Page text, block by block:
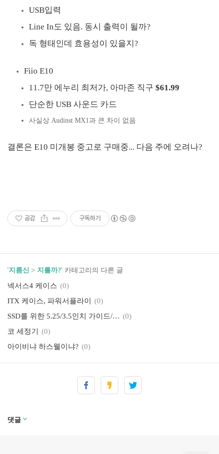
USB입력
Line In도 있음. 동시 출력이 될까?
독 형태인데 효용성이 있을지?
Fiio E10
11.7만 에누리 최저가, 아마존 직구 $61.99
단순한 USB 사운드 카드
사실상 Audinst MX1과 큰 차이 없음
결론은 E10 미개봉 중고로 구매중... 다음 주에 오려나?
공감 구독하기
'지름신 > 지를까?' 카테고리의 다른 글
넥서스4 케이스 (0)
ITX 케이스, 파워서플라이
(0)
SSD를 위한 5.25/3.5인치 가이드/아답터/전면베이 (0)
코 세정기
(0)
아이비냐 하스웰이냐? (0)
댓글